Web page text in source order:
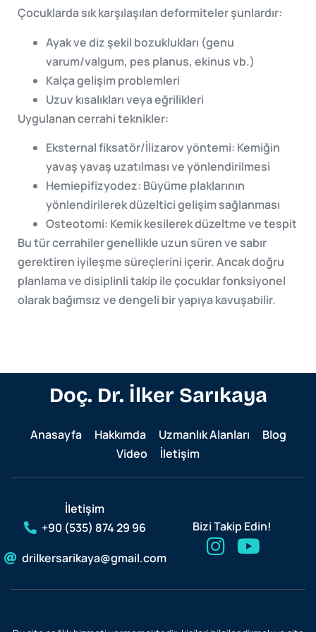
Çocuklarda sık karşılaşılan deformiteler şunlardır:
Ayak ve diz şekil bozuklukları (genu
varum/valgum, pes planus, ekinus vb.)
Kalça gelişim problemleri
Uzuv kısalıkları veya eğrilikleri
Uygulanan cerrahi teknikler:
Eksternal fiksatör/İlizarov yöntemi: Kemiğin
yavaş yavaş uzatılması ve yönlendirilmesi
Hemiepifizyodez: Büyüme plaklarının
yönlendirilerek düzeltici gelişim sağlanması
Osteotomi: Kemik kesilerek düzeltme ve tespit
Bu tür cerrahiler genellikle uzun süren ve sabır
gerektiren iyileşme süreçlerini içerir. Ancak doğru
planlama ve disiplinli takip ile çocuklar fonksiyonel
olarak bağımsız ve dengeli bir yapıya kavuşabilir.
Doç. Dr. İlker Sarıkaya
Anasayfa Hakkımda Uzmanlık Alanları
Blog
Video
İletişim
İletişim
+90 (535) 874 29 96
drilkersarikaya@gmail.com
Bizi Takip Edin!